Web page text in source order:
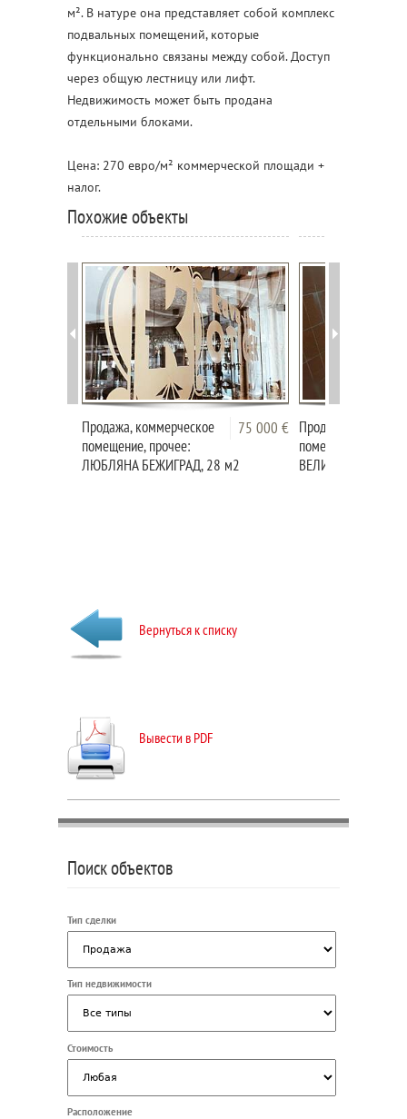
м². В натуре она представляет собой комплекс
подвальных помещений, которые
функционально связаны между собой. Доступ
через общую лестницу или лифт.
Недвижимость может быть продана
отдельными блоками.
Цена: 270 евро/м² коммерческой площади +
налог.
Похожие объекты
75 000 €
Продажа, коммерческое
помещение, прочее:
ЛЮБЛЯНА БЕЖИГРАД, 28 м2
Продажа,
помещение, офис:
ВЕЛИКИ ОТОК,
Вернуться к списку
Вывести в PDF
Поиск объектов
Тип сделки
Тип недвижимости
Стоимость
Расположение